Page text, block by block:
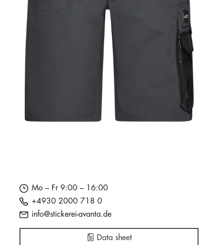
Mo – Fr 9:00 – 16:00
+4930 2000 718 0
info@stickerei-avanta.de
Data sheet